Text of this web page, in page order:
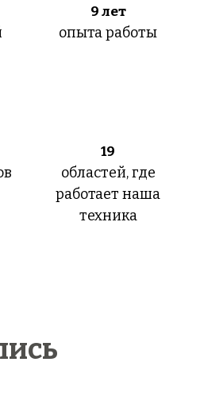
9 лет
опыта работы
19
областей, где
работает наша
техника